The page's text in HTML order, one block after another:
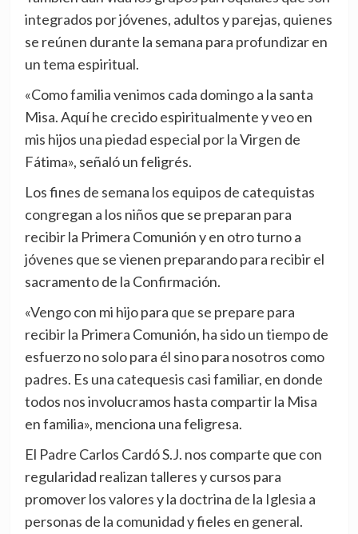
integrados por jóvenes, adultos y parejas, quienes
se reúnen durante la semana para profundizar en
un tema espiritual.
«Como familia venimos cada domingo a la santa
Misa. Aquí he crecido espiritualmente y veo en
mis hijos una piedad especial por la Virgen de
Fátima», señaló un feligrés.
Los fines de semana los equipos de catequistas
congregan a los niños que se preparan para
recibir la Primera Comunión y en otro turno a
jóvenes que se vienen preparando para recibir el
sacramento de la Confirmación.
«Vengo con mi hijo para que se prepare para
recibir la Primera Comunión, ha sido un tiempo de
esfuerzo no solo para él sino para nosotros como
padres. Es una catequesis casi familiar, en donde
todos nos involucramos hasta compartir la Misa
en familia», menciona una feligresa.
El Padre Carlos Cardó S.J. nos comparte que con
regularidad realizan talleres y cursos para
promover los valores y la doctrina de la Iglesia a
personas de la comunidad y fieles en general.